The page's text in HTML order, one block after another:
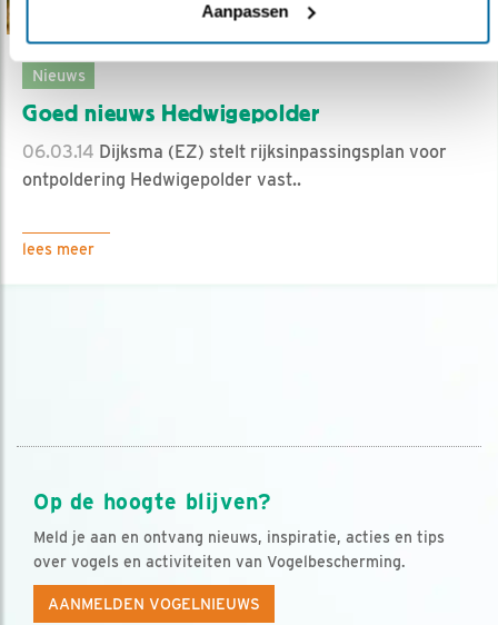
Aanpassen
Nieuws
Goed nieuws Hedwigepolder
06.03.14 Dijksma (EZ) stelt rijksinpassingsplan voor
ontpoldering Hedwigepolder vast..
lees meer
Op de hoogte blijven?
Meld je aan en ontvang nieuws, inspiratie, acties en tips
over vogels en activiteiten van Vogelbescherming.
AANMELDEN VOGELNIEUWS